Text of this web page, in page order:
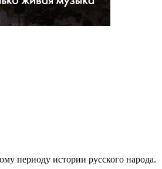
периоду истории русского народа.